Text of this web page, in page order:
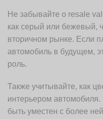
Не забывайте о resale
как серый или бежевый,
вторичном рынке. Если
автомобиль в будущем,
роль.
Также учитывайте, как
интерьером
быть уместен с более